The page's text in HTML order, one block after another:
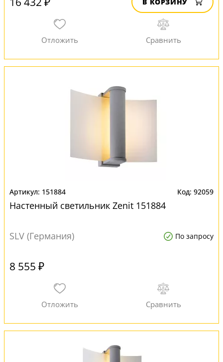
151884 92059
Настенный светильник Zenit 151884
SLV (Германия) По запросу
8 555 ₽